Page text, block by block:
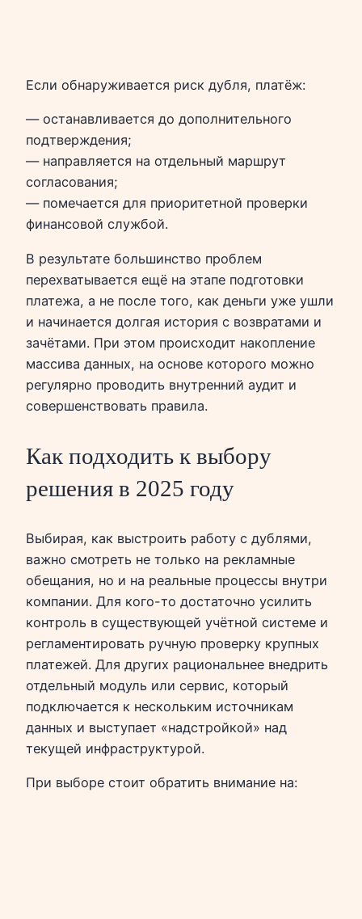
Если обнаруживается риск дубля, платёж:
— останавливается до дополнительного
подтверждения;
— направляется на отдельный маршрут
согласования;
— помечается для приоритетной проверки
финансовой службой.
В результате большинство проблем
перехватывается ещё на этапе подготовки
платежа, а не после того, как деньги уже ушли
и начинается долгая история с возвратами и
зачётами. При этом происходит накопление
массива данных, на основе которого можно
регулярно проводить внутренний аудит и
совершенствовать правила.
Как подходить к выбору
решения в 2025 году
Выбирая, как выстроить работу с дублями,
важно смотреть не только на рекламные
обещания, но и на реальные процессы внутри
компании. Для кого-то достаточно усилить
контроль в существующей учётной системе и
регламентировать ручную проверку крупных
платежей. Для других рациональнее внедрить
отдельный модуль или сервис, который
подключается к нескольким источникам
данных и выступает «надстройкой» над
текущей инфраструктурой.
При выборе стоит обратить внимание на: